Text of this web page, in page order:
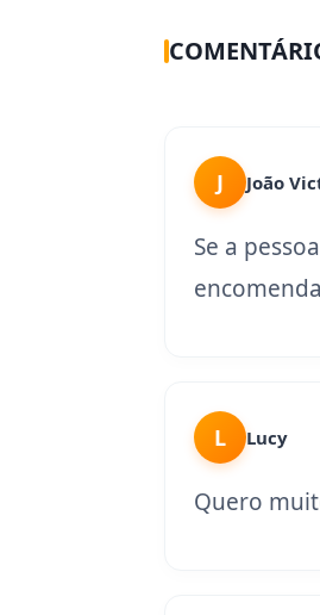
J João
Se a
L Lucy
Quero